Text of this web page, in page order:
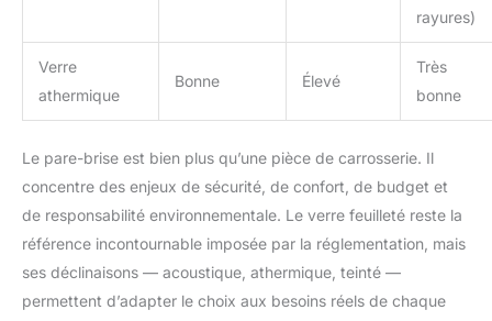
rayures)
Verre
athermique
Bonne Élevé
Très
bonne
Le pare-brise est bien plus qu’une pièce de carrosserie. Il
concentre des enjeux de sécurité, de confort, de budget et
de responsabilité environnementale. Le verre feuilleté reste la
référence incontournable imposée par la réglementation, mais
ses déclinaisons — acoustique, athermique, teinté —
permettent d’adapter le choix aux besoins réels de chaque